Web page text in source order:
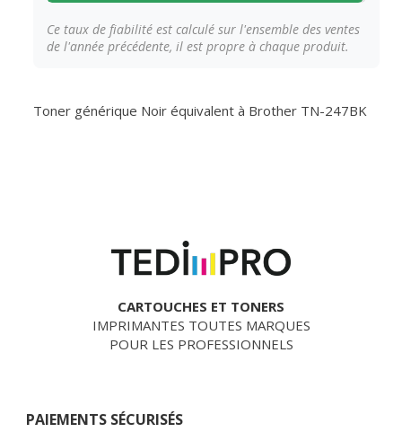
CARTOUCHES ET TONERS
IMPRIMANTES TOUTES MARQUES
POUR LES PROFESSIONNELS
PAIEMENTS SÉCURISÉS
Ce taux de fiabilité est calculé sur l'ensemble des ventes
de l'année précédente, il est propre à chaque produit.
Toner générique Noir équivalent à Brother TN-247BK